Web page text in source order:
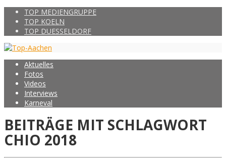
TOP MEDIENGRUPPE
TOP KOELN
TOP DUESSELDORF
Aktuelles
Fotos
Videos
Interviews
Karneval
BEITRÄGE MIT SCHLAGWORT
CHIO 2018